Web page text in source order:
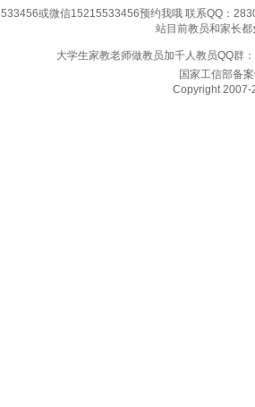
或微信15215533456预约我哦 联系QQ：
站目前教员和家长
大学生家教老师做教员加千人教员QQ群
国家工信部备
Copyright 2007-